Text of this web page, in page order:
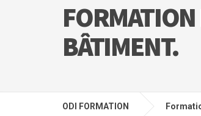
BÂTIMENT.
ODI FORMATION